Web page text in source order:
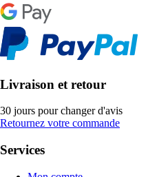
Livraison et retour
30 jours pour changer d'avis
Retournez votre commande
Services